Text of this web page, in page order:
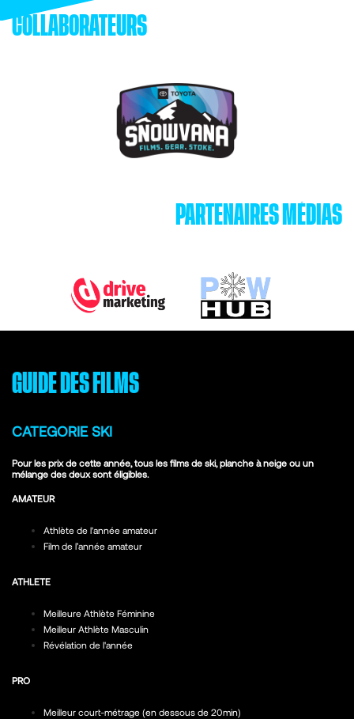
COLLABORATEURS
PARTENAIRES MÉDIAS
GUIDE DES FILMS
CATEGORIE SKI
Pour les prix de cette année, tous les films de ski, planche à neige ou un
mélange des deux sont éligibles.
AMATEUR
Athlète de l'année amateur
Film de l’année amateur
ATHLETE
Meilleure Athlète Féminine
Meilleur Athlète Masculin
Révélation de l'année
PRO
Meilleur court-métrage (en dessous de 20min)